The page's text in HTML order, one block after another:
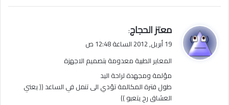
ي
ق
ل
معتز الحجاج:
19 أبريل, 2012 الساعة 12:48 ص
المعاير الطبية معدومة بتصميم الاجهزة
مؤلمة ومجهدة لراحة اليد
طول فترة المكالمة تؤدي الى تنمل في الساعد (( يعني
العشاق رح يتعبو ))